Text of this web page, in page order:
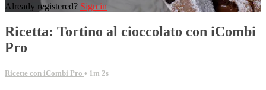
Already registered? Sign in
Ricetta: Tortino al cioccolato con iCombi
Pro
Ricette con iCombi Pro • 1m 2s